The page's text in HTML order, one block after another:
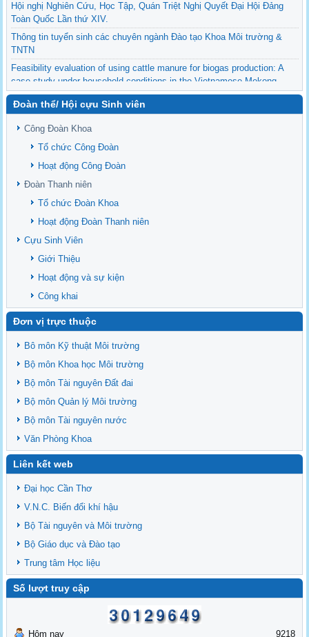
Hội nghị Nghiên Cứu, Học Tập, Quán Triệt Nghị Quyết Đại Hội Đảng
Toàn Quốc Lần thứ XIV.
Thông tin tuyển sinh các chuyên ngành Đào tạo Khoa Môi trường &
TNTN
Feasibility evaluation of using cattle manure for biogas production: A
case study under household conditions in the Vietnamese Mekong
Delta
Sediment properties in flood-based farming systems in the Vietnamese
upstream Mekong Delta
Danh mục tạp chí xuất bản Quốc Tế 2026
Danh Mục các Đề Tài NCKH cấp Tỉnh năm 2024
Văn bản - Quy định
Ban chấp hành Đảng bộ khoa
Đoàn thể/ Hội cựu Sinh viên
Công Đoàn Khoa
Tổ chức Công Đoàn
Hoạt động Công Đoàn
Đoàn Thanh niên
Tổ chức Đoàn Khoa
Hoạt động Đoàn Thanh niên
Cựu Sinh Viên
Giới Thiệu
Hoạt động và sự kiện
Công khai
Đơn vị trực thuộc
Bô môn Kỹ thuật Môi trường
Bộ môn Khoa học Môi trường
Bộ môn Tài nguyên Đất đai
Bộ môn Quản lý Môi trường
Bộ môn Tài nguyên nước
Văn Phòng Khoa
Liên kết web
Đại học Cần Thơ
V.N.C. Biến đổi khí hậu
Bộ Tài nguyên và Môi trường
Bộ Giáo dục và Đào tạo
Trung tâm Học liệu
Số lượt truy cập
Hôm nay 9218